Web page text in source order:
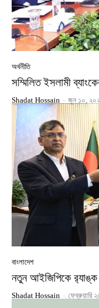
অর্থনীতি
সম্মিলিত ইসলামী
Shadat Hossain - জুন ১০,
বাংলাদেশ
নতুন আইজিপিকে র‍্যাঙ্ক
Shadat Hossain - ফেব্রুয়ারি